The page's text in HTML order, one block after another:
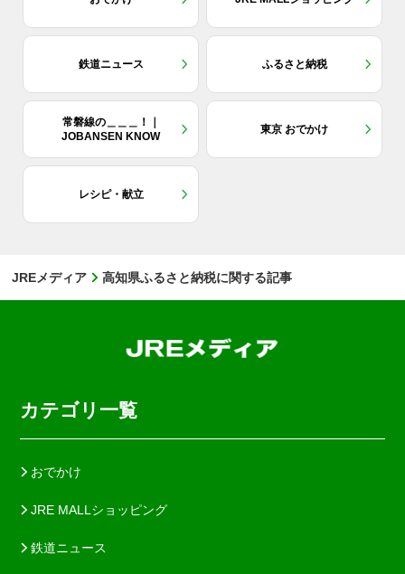
鉄道ニュース ふるさと納税
常磐線の＿＿＿！｜
JOBANSEN KNOW
東京 おでかけ
レシピ・献立
JREメディア 高知県ふるさと納税に関する記事
カテゴリ一覧
おでかけ
JRE MALLショッピング
鉄道ニュース